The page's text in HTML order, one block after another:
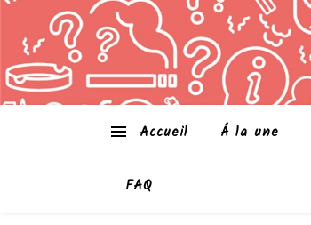
Accueil Á la une
FAQ